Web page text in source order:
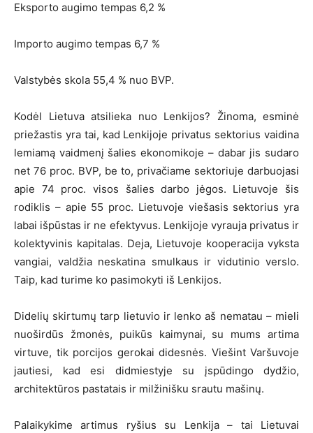
Eksporto augimo tempas 6,2 %
Importo augimo tempas 6,7 %
Valstybės skola 55,4 % nuo BVP.
Kodėl Lietuva atsilieka nuo Lenkijos? Žinoma, esminė
priežastis yra tai, kad Lenkijoje privatus sektorius vaidina
lemiamą vaidmenį šalies ekonomikoje – dabar jis sudaro
net 76 proc. BVP, be to, privačiame sektoriuje darbuojasi
apie 74 proc. visos šalies darbo jėgos. Lietuvoje šis
rodiklis – apie 55 proc. Lietuvoje viešasis sektorius yra
labai išpūstas ir ne efektyvus. Lenkijoje vyrauja privatus ir
kolektyvinis kapitalas. Deja, Lietuvoje kooperacija vyksta
vangiai, valdžia neskatina smulkaus ir vidutinio verslo.
Taip, kad turime ko pasimokyti iš Lenkijos.
Didelių skirtumų tarp lietuvio ir lenko aš nematau – mieli
nuoširdūs žmonės, puikūs kaimynai, su mums artima
virtuve, tik porcijos gerokai didesnės. Viešint Varšuvoje
jautiesi, kad esi didmiestyje su įspūdingo dydžio,
architektūros pastatais ir milžinišku srautu mašinų.
Palaikykime artimus ryšius su Lenkija – tai Lietuvai